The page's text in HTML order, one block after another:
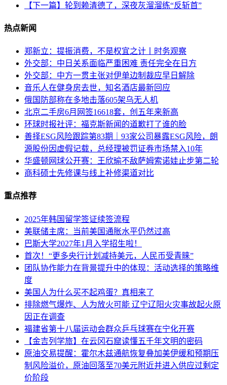
【下一篇】轮到赖清德了，深夜灰溜溜练“反斩首”
热点新闻
郑新立：提振消费，不是权宜之计丨时务观察
外交部：中日关系面临严重困难 责任完全在日方
外交部：中方一贯主张对伊单边制裁应早日解除
音乐人在健身房去世，知名酒店最新回应
俄国防部称在多地击落605架乌无人机
北京二手房6月网签16618套，创五年来新高
环球时报社评：福克斯新闻的道歉打了谁的脸
善择ESG风险跟踪第83期｜93家公司暴露ESG风险，朗
源股份因虚假记载，总经理被罚证券市场禁入10年
华盛顿网球公开赛：王欣瑜不敌萨姆索诺娃止步第二轮
商科硕士先修课与线上补修渠道对比
重点推荐
2025年韩国留学签证续签流程
美联储主席：当前美国通胀水平仍然过高
巴斯大学2027年1月入学招生啦！
首次！“更多央行计划减持美元，人民币受青睐”
团队协作能力在背景提升中的体现：活动选择的策略维
度
美国人为什么买不起鸡蛋？真相来了
排除燃气爆炸、人为放火可能 辽宁辽阳火灾事故起火原
因正在调查
福建省第十八届运动会群众乒乓球赛在宁化开赛
【金吉列学旅】在云冈石窟读懂五千年文明的密码
原油交易提醒：霍尔木兹通航恢复叠加美伊缓和预期压
制风险溢价，原油回落至70美元附近并进入供应过剩定
价阶段